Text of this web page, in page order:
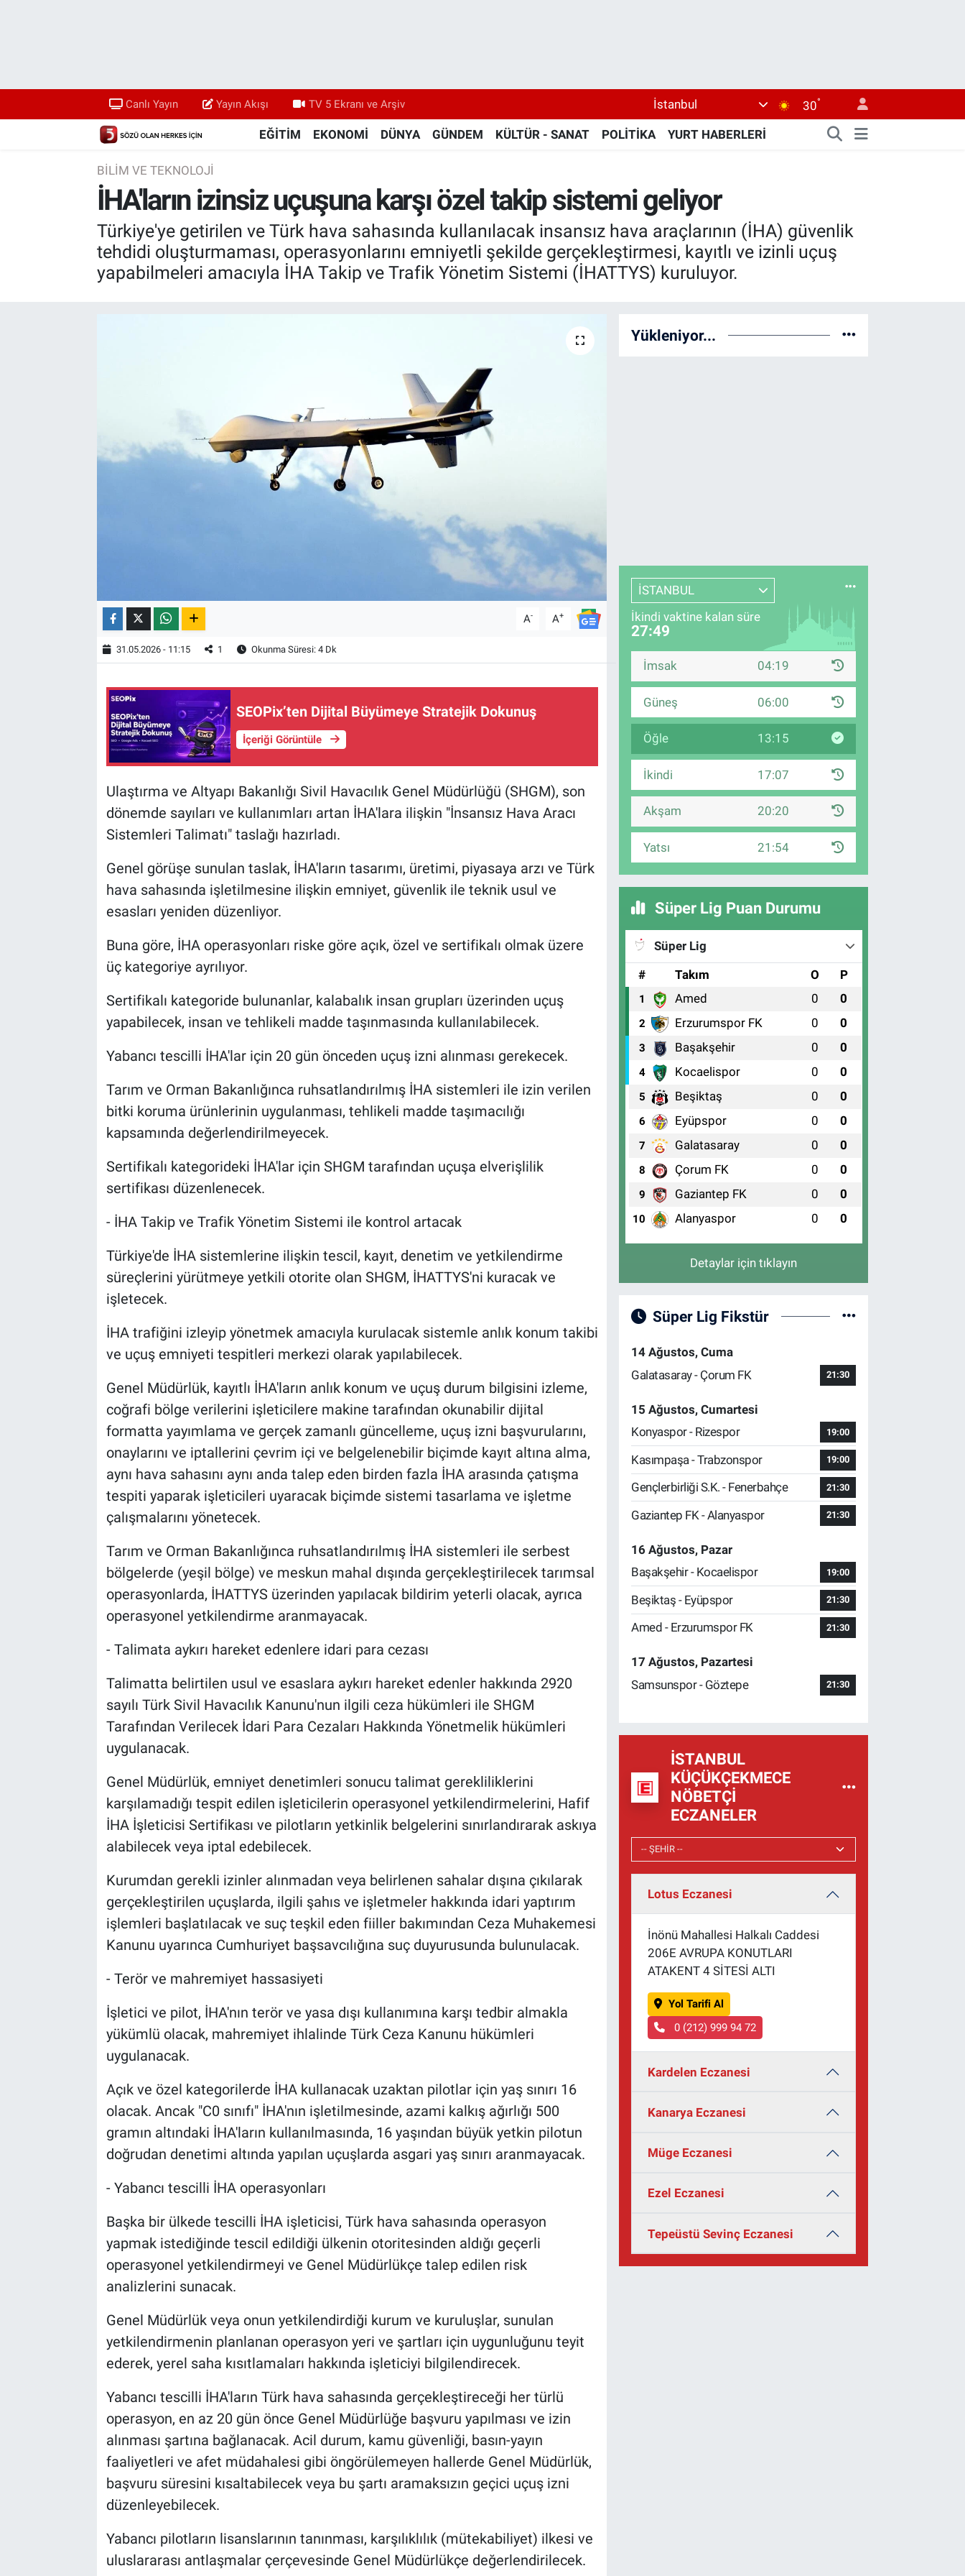
Canlı Yayın Yayın Akışı TV 5 Ekranı ve Arşiv İstanbul 30°
EĞİTİM EKONOMİ DÜNYA GÜNDEM KÜLTÜR - SANAT POLİTİKA YURT HABERLERİ
BİLİM VE TEKNOLOJİ
İHA'ların izinsiz uçuşuna karşı özel takip sistemi geliyor
Türkiye'ye getirilen ve Türk hava sahasında kullanılacak insansız hava araçlarının (İHA) güvenlik
tehdidi oluşturmaması, operasyonlarını emniyetli şekilde gerçekleştirmesi, kayıtlı ve izinli uçuş
yapabilmeleri amacıyla İHA Takip ve Trafik Yönetim Sistemi (İHATTYS) kuruluyor.
A- A+
31.05.2026 - 11:15 1 Okunma Süresi: 4 Dk
SEOPix’ten Dijital Büyümeye Stratejik Dokunuş
İçeriği Görüntüle
Ulaştırma ve Altyapı Bakanlığı Sivil Havacılık Genel Müdürlüğü (SHGM), son
dönemde sayıları ve kullanımları artan İHA'lara ilişkin "İnsansız Hava Aracı
Sistemleri Talimatı" taslağı hazırladı.
Genel görüşe sunulan taslak, İHA'ların tasarımı, üretimi, piyasaya arzı ve Türk
hava sahasında işletilmesine ilişkin emniyet, güvenlik ile teknik usul ve
esasları yeniden düzenliyor.
Buna göre, İHA operasyonları riske göre açık, özel ve sertifikalı olmak üzere
üç kategoriye ayrılıyor.
Sertifikalı kategoride bulunanlar, kalabalık insan grupları üzerinden uçuş
yapabilecek, insan ve tehlikeli madde taşınmasında kullanılabilecek.
Yabancı tescilli İHA'lar için 20 gün önceden uçuş izni alınması gerekecek.
Tarım ve Orman Bakanlığınca ruhsatlandırılmış İHA sistemleri ile izin verilen
bitki koruma ürünlerinin uygulanması, tehlikeli madde taşımacılığı
kapsamında değerlendirilmeyecek.
Sertifikalı kategorideki İHA'lar için SHGM tarafından uçuşa elverişlilik
sertifikası düzenlenecek.
- İHA Takip ve Trafik Yönetim Sistemi ile kontrol artacak
Türkiye'de İHA sistemlerine ilişkin tescil, kayıt, denetim ve yetkilendirme
süreçlerini yürütmeye yetkili otorite olan SHGM, İHATTYS'ni kuracak ve
işletecek.
İHA trafiğini izleyip yönetmek amacıyla kurulacak sistemle anlık konum takibi
ve uçuş emniyeti tespitleri merkezi olarak yapılabilecek.
Genel Müdürlük, kayıtlı İHA'ların anlık konum ve uçuş durum bilgisini izleme,
coğrafi bölge verilerini işleticilere makine tarafından okunabilir dijital
formatta yayımlama ve gerçek zamanlı güncelleme, uçuş izni başvurularını,
onaylarını ve iptallerini çevrim içi ve belgelenebilir biçimde kayıt altına alma,
aynı hava sahasını aynı anda talep eden birden fazla İHA arasında çatışma
tespiti yaparak işleticileri uyaracak biçimde sistemi tasarlama ve işletme
çalışmalarını yönetecek.
Tarım ve Orman Bakanlığınca ruhsatlandırılmış İHA sistemleri ile serbest
bölgelerde (yeşil bölge) ve meskun mahal dışında gerçekleştirilecek tarımsal
operasyonlarda, İHATTYS üzerinden yapılacak bildirim yeterli olacak, ayrıca
operasyonel yetkilendirme aranmayacak.
- Talimata aykırı hareket edenlere idari para cezası
Talimatta belirtilen usul ve esaslara aykırı hareket edenler hakkında 2920
sayılı Türk Sivil Havacılık Kanunu'nun ilgili ceza hükümleri ile SHGM
Tarafından Verilecek İdari Para Cezaları Hakkında Yönetmelik hükümleri
uygulanacak.
Genel Müdürlük, emniyet denetimleri sonucu talimat gerekliliklerini
karşılamadığı tespit edilen işleticilerin operasyonel yetkilendirmelerini, Hafif
İHA İşleticisi Sertifikası ve pilotların yetkinlik belgelerini sınırlandırarak askıya
alabilecek veya iptal edebilecek.
Kurumdan gerekli izinler alınmadan veya belirlenen sahalar dışına çıkılarak
gerçekleştirilen uçuşlarda, ilgili şahıs ve işletmeler hakkında idari yaptırım
işlemleri başlatılacak ve suç teşkil eden fiiller bakımından Ceza Muhakemesi
Kanunu uyarınca Cumhuriyet başsavcılığına suç duyurusunda bulunulacak.
- Terör ve mahremiyet hassasiyeti
İşletici ve pilot, İHA'nın terör ve yasa dışı kullanımına karşı tedbir almakla
yükümlü olacak, mahremiyet ihlalinde Türk Ceza Kanunu hükümleri
uygulanacak.
Açık ve özel kategorilerde İHA kullanacak uzaktan pilotlar için yaş sınırı 16
olacak. Ancak "C0 sınıfı" İHA'nın işletilmesinde, azami kalkış ağırlığı 500
gramın altındaki İHA'ların kullanılmasında, 16 yaşından büyük yetkin pilotun
doğrudan denetimi altında yapılan uçuşlarda asgari yaş sınırı aranmayacak.
- Yabancı tescilli İHA operasyonları
Başka bir ülkede tescilli İHA işleticisi, Türk hava sahasında operasyon
yapmak istediğinde tescil edildiği ülkenin otoritesinden aldığı geçerli
operasyonel yetkilendirmeyi ve Genel Müdürlükçe talep edilen risk
analizlerini sunacak.
Genel Müdürlük veya onun yetkilendirdiği kurum ve kuruluşlar, sunulan
yetkilendirmenin planlanan operasyon yeri ve şartları için uygunluğunu teyit
ederek, yerel saha kısıtlamaları hakkında işleticiyi bilgilendirecek.
Yabancı tescilli İHA'ların Türk hava sahasında gerçekleştireceği her türlü
operasyon, en az 20 gün önce Genel Müdürlüğe başvuru yapılması ve izin
alınması şartına bağlanacak. Acil durum, kamu güvenliği, basın-yayın
faaliyetleri ve afet müdahalesi gibi öngörülemeyen hallerde Genel Müdürlük,
başvuru süresini kısaltabilecek veya bu şartı aramaksızın geçici uçuş izni
düzenleyebilecek.
Yabancı pilotların lisanslarının tanınması, karşılıklılık (mütekabiliyet) ilkesi ve
uluslararası antlaşmalar çerçevesinde Genel Müdürlükçe değerlendirilecek.
Yükleniyor...
İSTANBUL
İkindi vaktine kalan süre
27:48
İmsak 04:19
Güneş 06:00
Öğle 13:15
İkindi 17:07
Akşam 20:20
Yatsı 21:54
Süper Lig Puan Durumu
Süper Lig
#
Takım O P
1 Amed 0 0
2 Erzurumspor FK 0 0
3 Başakşehir 0 0
4 Kocaelispor 0 0
5 Beşiktaş 0 0
6 Eyüpspor 0 0
7 Galatasaray 0 0
8 Çorum FK 0 0
9 Gaziantep FK 0 0
10 Alanyaspor 0 0
Detaylar için tıklayın
Süper Lig Fikstür
14 Ağustos, Cuma
Galatasaray - Çorum FK
21:30
15 Ağustos, Cumartesi
Konyaspor - Rizespor
19:00
Kasımpaşa - Trabzonspor 19:00
Gençlerbirliği S.K. - Fenerbahçe 21:30
Gaziantep FK - Alanyaspor 21:30
16 Ağustos, Pazar
Başakşehir - Kocaelispor
19:00
Beşiktaş - Eyüpspor 21:30
Amed - Erzurumspor FK 21:30
17 Ağustos, Pazartesi
Samsunspor - Göztepe
21:30
İSTANBUL
KÜÇÜKÇEKMECE
NÖBETÇI
ECZANELER
Lotus Eczanesi
İnönü Mahallesi Halkalı Caddesi
206E AVRUPA KONUTLARI
ATAKENT 4 SİTESİ ALTI
Yol Tarifi Al
0 (212) 999 94 72
Kardelen Eczanesi
Kanarya Eczanesi
Müge Eczanesi
Ezel Eczanesi
Tepeüstü Sevinç Eczanesi
Yayın Akışı
TV 5 Ekranı ve Arşiv